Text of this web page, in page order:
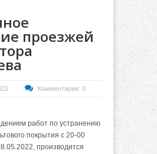
проезжей
Комментарии: 0
работ по устранению
покрытия с 20-00
производится